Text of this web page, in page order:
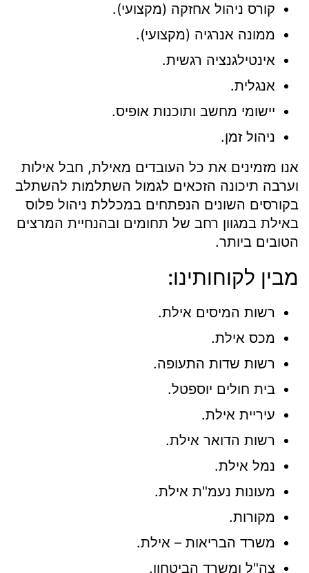
קורס ניהול אחזקה (מקצועי).
ממונה אנרגיה (מקצועי).
אינטילגנציה רגשית.
אנגלית.
יישומי מחשב ותוכנות אופיס.
ניהול זמן.
אנו מזמינים את כל העובדים מאילת, חבל אילות
וערבה תיכונה הזכאים לגמול השתלמות להשתלב
בקורסים השונים הנפתחים במכללת ניהול פלוס
באילת במגוון רחב של תחומים ובהנחיית המרצים
הטובים ביותר.
מבין לקוחותינו:
רשות המיסים אילת.
מכס אילת.
רשות שדות התעופה.
בית חולים יוספטל.
עיריית אילת.
רשות הדואר אילת.
נמל אילת.
מעונות נעמ"ת אילת.
מקורות.
משרד הבריאות – אילת.
צה"ל ומשרד הביטחון.